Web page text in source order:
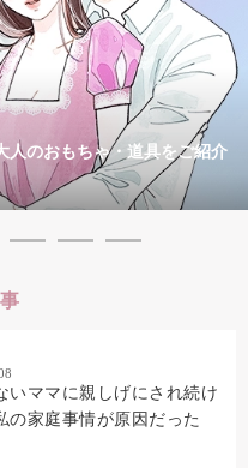
人のおもちゃ・道具をご紹介
いママに親しげにされ続け
家庭事情が原因だった